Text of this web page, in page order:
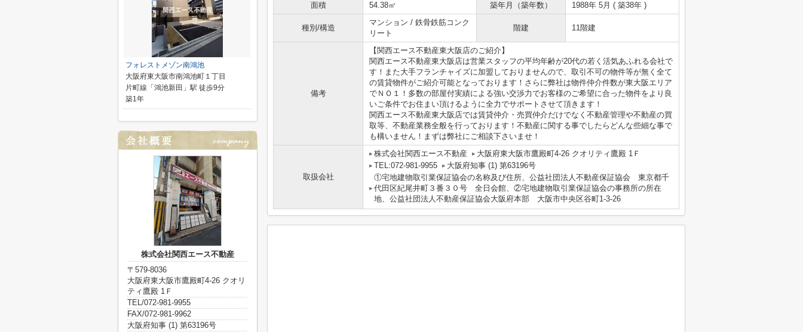
面積
54.38㎡ 築年月（築年数） 1988年 5月 ( 築38年 )
種別/構造
マンション / 鉄骨鉄筋コンク
リート
階建 11階建
備考
【関西エース不動産東大阪店のご紹介】
関西エース不動産東大阪店は営業スタッフの平均年齢が20代の若く活気あふれる会社で
す！また大手フランチャイズに加盟しておりませんので、取引不可の物件等が無く全て
の賃貸物件がご紹介可能となっております！さらに弊社は物件仲介件数が東大阪エリア
でＮＯ１！多数の部屋付実績による強い交渉力でお客様のご希望に合った物件をより良
いご条件でお住まい頂けるように全力でサポートさせて頂きます！
関西エース不動産東大阪店では賃貸仲介・売買仲介だけでなく不動産管理や不動産の買
取等、不動産業務全般を行っております！不動産に関する事でしたらどんな些細な事で
も構いません！まずは弊社にご相談下さいませ！
取扱会社
株式会社関西エース不動産
大阪府東大阪市鷹殿町4-26 クオリティ鷹殿 1Ｆ
TEL:072-981-9955
大阪府知事 (1) 第63196号
①宅地建物取引業保証協会の名称及び住所、公益社団法人不動産保証協会 東京都千
代田区紀尾井町３番３０号 全日会館、②宅地建物取引業保証協会の事務所の所在
地、公益社団法人不動産保証協会大阪府本部 大阪市中央区谷町1-3-26
フォレストメゾン南鴻池
大阪府東大阪市南鴻池町１丁目
片町線「鴻池新田」駅 徒歩9分
築1年
株式会社関西エース不動産
〒579-8036
大阪府東大阪市鷹殿町4-26 クオリ
ティ鷹殿 1Ｆ
TEL/072-981-9955
FAX/072-981-9962
大阪府知事 (1) 第63196号